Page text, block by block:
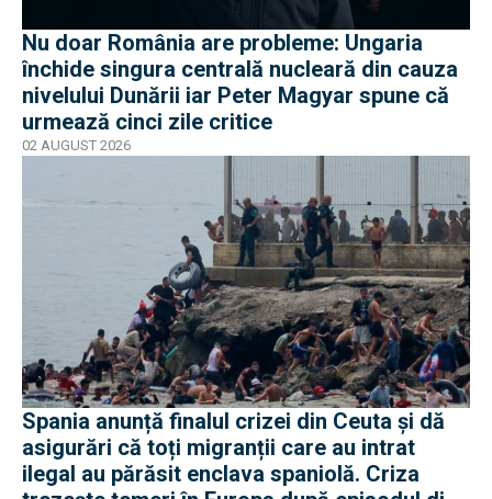
Nu doar România are probleme: Ungaria
închide singura centrală nucleară din cauza
nivelului Dunării iar Peter Magyar spune că
urmează cinci zile critice
02 AUGUST 2026
Spania anunță finalul crizei din Ceuta și dă
asigurări că toți migranții care au intrat
ilegal au părăsit enclava spaniolă. Criza